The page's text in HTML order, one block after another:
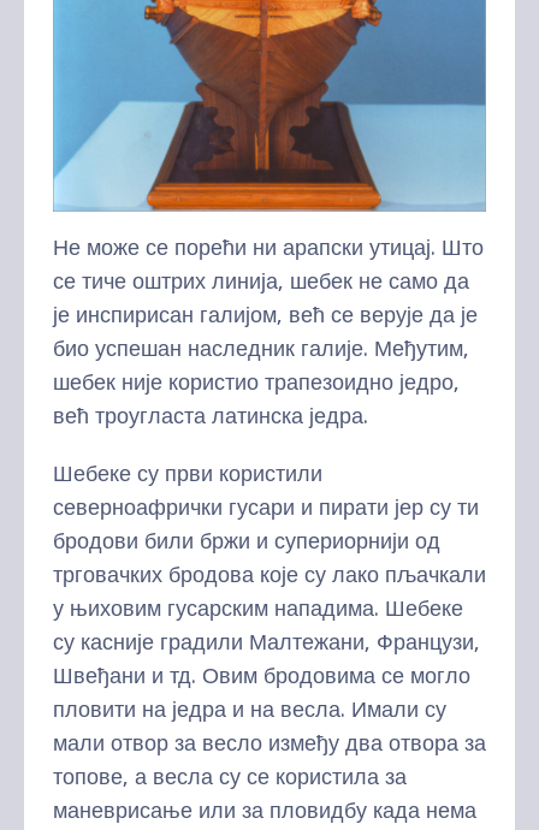
Не може се порећи ни арапски утицај. Што
се тиче оштрих линија, шебек не само да
је инспирисан галијом, већ се верује да је
био успешан наследник галије. Међутим,
шебек није користио трапезоидно једро,
већ троугласта латинска једра.
Шебеке су први користили
северноафрички гусари и пирати јер су ти
бродови били бржи и супериорнији од
трговачких бродова које су лако пљачкали
у њиховим гусарским нападима. Шебеке
су касније градили Малтежани, Французи,
Швеђани и тд. Овим бродовима се могло
пловити на једра и на весла. Имали су
мали отвор за весло између два отвора за
топове, а весла су се користила за
маневрисање или за пловидбу када нема